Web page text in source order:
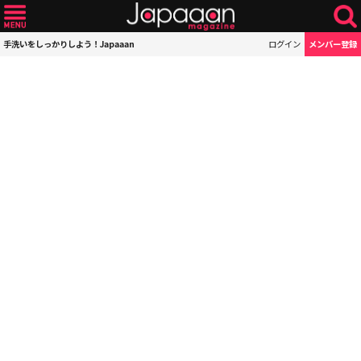
手洗いをしっかりしよう！Japaaan ログイン メンバー登録